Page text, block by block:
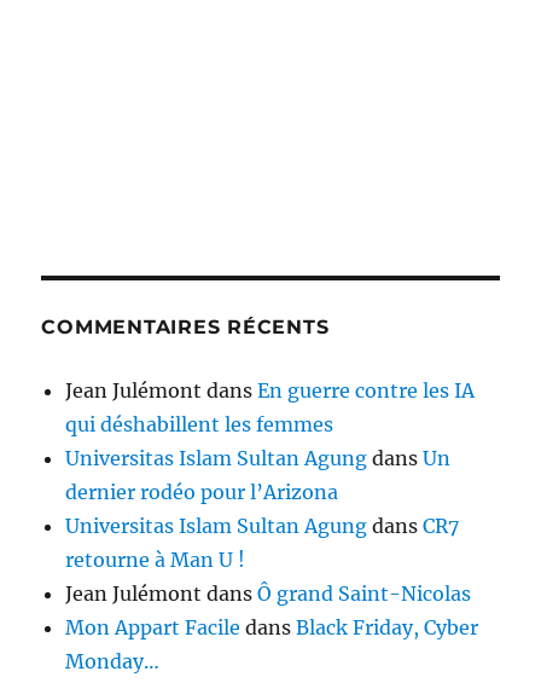
COMMENTAIRES RÉCENTS
Jean Julémont dansEn guerre contre les IA
qui déshabillent les femmes
Universitas Islam Sultan Agung dansUn
dernier rodéo pour l’Arizona
Universitas Islam Sultan Agung dansCR7
retourne à Man U !
Jean Julémont dansÔ grand Saint-Nicolas
Mon Appart Facile dansBlack Friday, Cyber
Monday…